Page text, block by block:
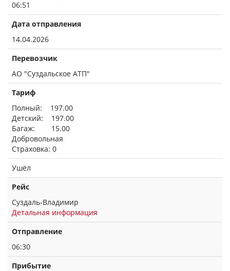
06:51
Дата отправления
14.04.2026
Перевозчик
АО "Суздальское АТП"
Тариф
Полный: 197.00
Детский: 197.00
Багаж: 15.00
Добровольная
Страховка: 0
Ушёл
Рейс
Суздаль-Владимир
Детальная информация
Отправление
06:30
Прибытие